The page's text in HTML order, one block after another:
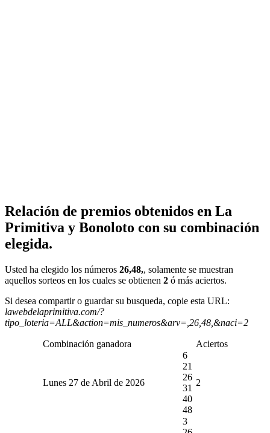
Relación de premios obtenidos en La
Primitiva y Bonoloto con su combinación
elegida.
Usted ha elegido los números 26,48,, solamente se muestran
aquellos sorteos en los cuales se obtienen 2 ó más aciertos.
Si desea compartir o guardar su busqueda, copie esta URL:
lawebdelaprimitiva.com/?
tipo_loteria=ALL&action=mis_numeros&arv=,26,48,&naci=2
Combinación ganadora Aciertos
Lunes 27 de Abril de 2026
6
21
26
31
40
48
2
3